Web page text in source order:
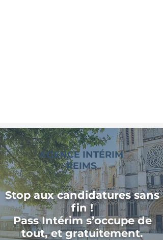
AGENCE INTÉRIM
REIMS
Stop aux candidatures sans
fin !
Pass Intérim s’occupe de
tout, et gratuitement.